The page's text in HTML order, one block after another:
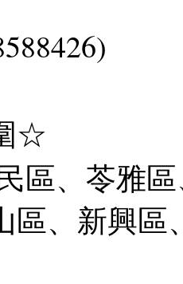
☆
區、苓雅
區、新興